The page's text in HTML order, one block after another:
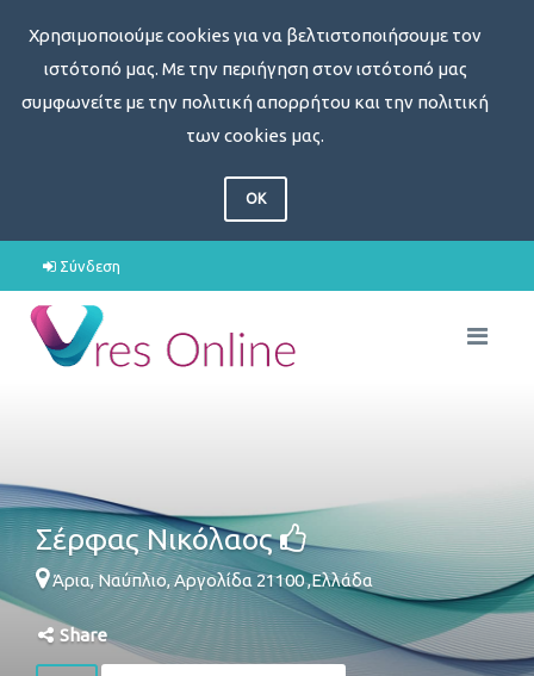
Χρησιμοποιούμε cookies για να βελτιστοποιήσουμε τον
ιστότοπό μας. Με την περιήγηση στον ιστότοπό μας
συμφωνείτε με την πολιτική απορρήτου και την πολιτική
των cookies μας.
OK
Σύνδεση
Σέρφας Νικόλαος
Άρια,Ναύπλιο,Αργολίδα21100,Ελλάδα
Share